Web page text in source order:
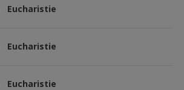
Eucharistie
Eucharistie
Eucharistie